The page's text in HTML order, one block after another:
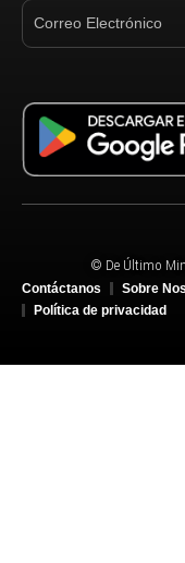
© De Último
Contáctanos
Sobre
Política de privacidad